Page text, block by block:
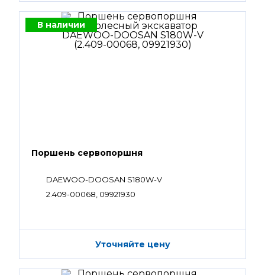
В наличии
Поршень сервопоршня
DAEWOO-DOOSAN S180W-V
2.409-00068, 09921930
Уточняйте цену